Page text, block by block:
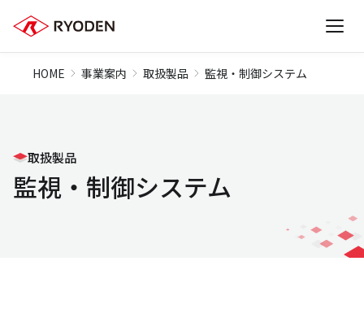
HOME 事業案内 取扱製品 監視・制御システム
取扱製品
監視・制御システム